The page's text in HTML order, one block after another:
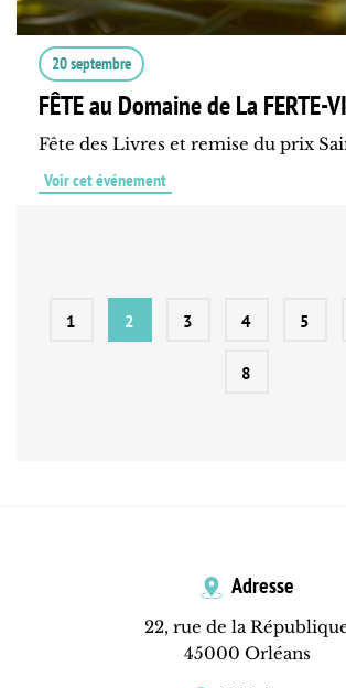
20 septembre
FÊTE au Domaine de La FERTE-
Fête des Livres et remise du prix
Voir cet événement
1 2 3 4 5
8
Adresse
22, rue de la
45000 Orléans